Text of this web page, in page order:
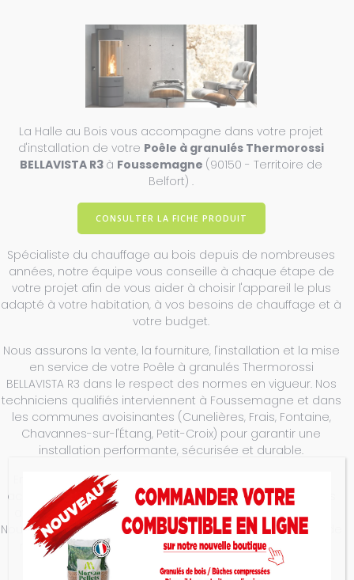
La Halle au Bois vous accompagne dans votre projet
d'installation de votre Poêle à granulés Thermorossi
BELLAVISTA R3 à Foussemagne (90150 - Territoire de
Belfort) .
CONSULTER LA FICHE PRODUIT
Spécialiste du chauffage au bois depuis de nombreuses
années, notre équipe vous conseille à chaque étape de
votre projet afin de vous aider à choisir l'appareil le plus
adapté à votre habitation, à vos besoins de chauffage et à
votre budget.
Nous assurons la vente, la fourniture, l'installation et la mise
en service de votre Poêle à granulés Thermorossi
BELLAVISTA R3 dans le respect des normes en vigueur. Nos
techniciens qualifiés interviennent à Foussemagne et dans
les communes avoisinantes (Cunelières, Frais, Fontaine,
Chavannes-sur-l'Étang, Petit-Croix) pour garantir une
installation performante, sécurisée et durable.
En faisant appel à La Halle au Bois, vous bénéficiez d'un
accompagnement personnalisé, de conseils techniques
avisés ainsi que d'un service après-vente de proximité.
Nous proposons également des solutions d'entretien et de
maintenance afin d'optimiser les performances et la
longévité de votre appareil de chauffage.